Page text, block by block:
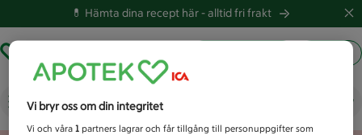
💊 Hämta dina recept här -alltid fri frakt
Vad letar du efter idag?
Vi bryr oss om din integritet
Vi och våra1 partners lagrar och får tillgång till personuppgifter som